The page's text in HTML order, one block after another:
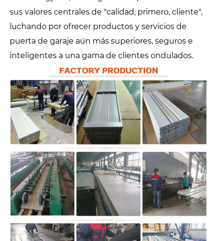
sus valores centrales de "calidad, primero, cliente",
luchando por ofrecer productos y servicios de
puerta de garaje aún más superiores, seguros e
inteligentes a una gama de clientes ondulados.